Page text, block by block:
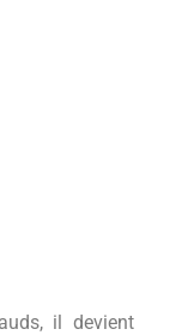
il devient